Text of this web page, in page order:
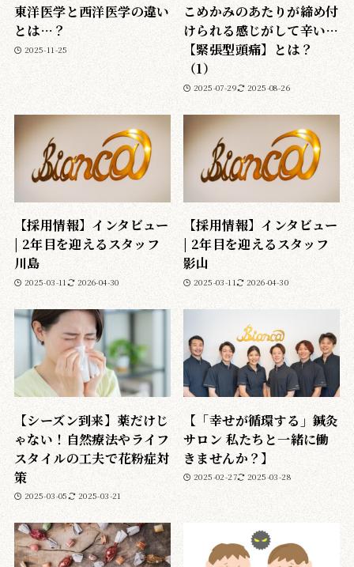
東洋医学と西洋医学の違い
とは…？
2025-11-25
こめかみのあたりが締め付
けられる感じがして辛い…
【緊張型頭痛】とは？
（1）
2025-07-29 2025-08-26
【採用情報】インタビュー
| 2年目を迎えるスタッフ
川島
2025-03-11 2026-04-30
【採用情報】インタビュー
| 2年目を迎えるスタッフ
影山
2025-03-11 2026-04-30
【シーズン到来】薬だけじ
ゃない！自然療法やライフ
スタイルの工夫で花粉症対
策
2025-03-05 2025-03-21
【「幸せが循環する」鍼灸
サロン 私たちと一緒に働
きませんか？】
2025-02-27 2025-03-28